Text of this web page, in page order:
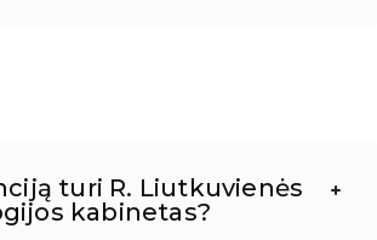
turi R. Liutkuvienės
kabinetas?